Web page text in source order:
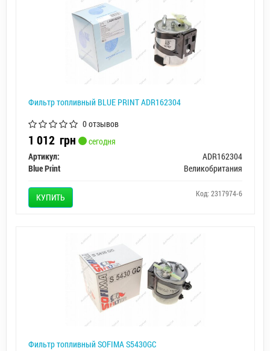
Фильтр топливный BLUE PRINT ADR162304
0 отзывов
1 012 грн
сегодня
Артикул:
ADR162304
Blue Print
Великобритания
КУПИТЬ Код: 2317974-6
Фильтр топливный SOFIMA S5430GC